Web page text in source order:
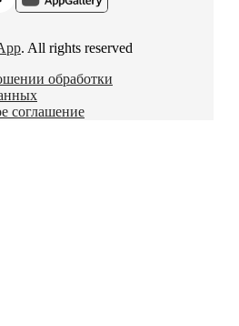
. All rights reserved
обработки
соглашение